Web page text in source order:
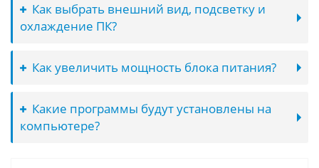
Как выбрать внешний вид, подсветку и
охлаждение ПК?
Как увеличить мощность блока питания?
Какие программы будут установлены на
компьютере?